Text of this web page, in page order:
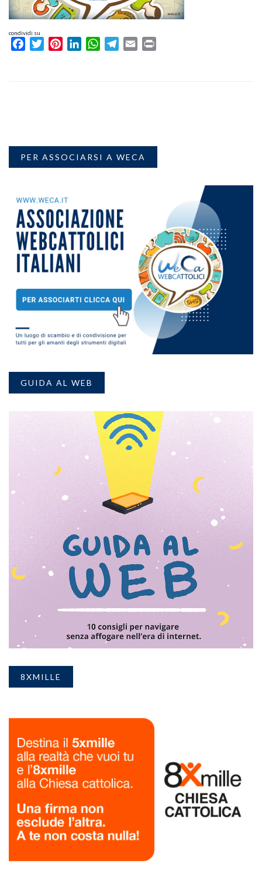
condividi su
FacebookTwitterPinterestLinkedInWhatsAppTelegram
Email
PER ASSOCIARSI A WECA
GUIDA AL WEB
8XMILLE